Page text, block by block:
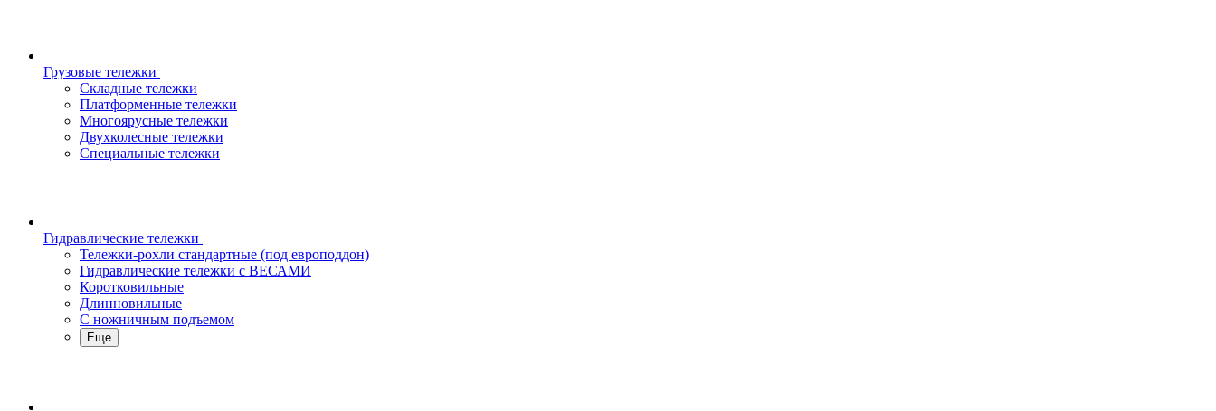
Грузовые тележки
Складные тележки
Платформенные тележки
Многоярусные тележки
Двухколесные тележки
Специальные тележки
Гидравлические тележки
Тележки-рохли стандартные (под европоддон)
Гидравлические тележки с ВЕСАМИ
Коротковильные
Длинновильные
С ножничным подъемом
Еще